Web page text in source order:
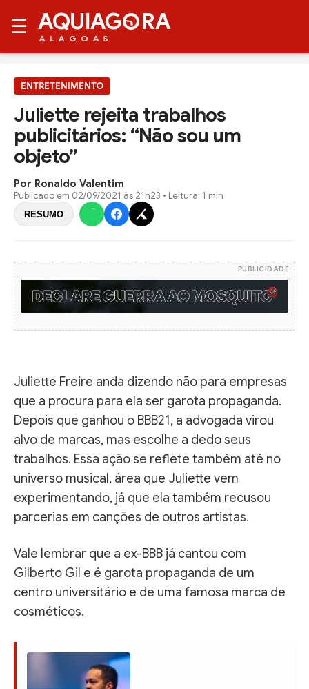
☰ AQUIAG RA
ALAGOAS
ENTRETENIMENTO
Juliette rejeita trabalhos
publicitários: “Não sou um
objeto”
Por Ronaldo Valentim
Publicado em 02/09/2021 às 21h23 • Leitura: 1 min
RESUMO
PUBLICIDADE
Juliette Freire anda dizendo não para empresas
que a procura para ela ser garota propaganda.
Depois que ganhou o BBB21, a advogada virou
alvo de marcas, mas escolhe a dedo seus
trabalhos. Essa ação se reflete também até no
universo musical, área que Juliette vem
experimentando, já que ela também recusou
parcerias em canções de outros artistas.
Vale lembrar que a ex-BBB já cantou com
Gilberto Gil e é garota propaganda de um
centro universitário e de uma famosa marca de
cosméticos.